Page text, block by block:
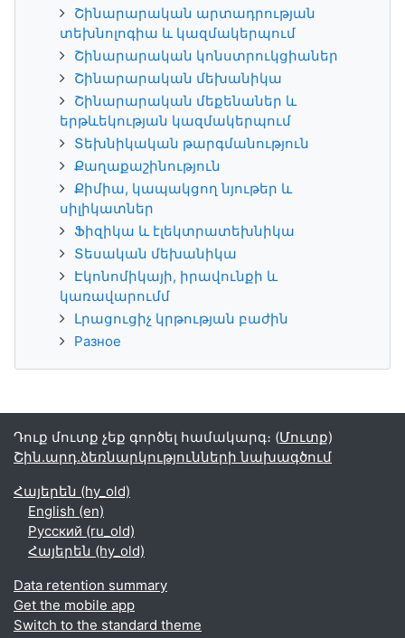
Շինարարական արտադրության
տեխնոլոգիա և կազմակերպում
Շինարարական կոնստրուկցիաներ
Շինարարական մեխանիկա
Շինարարական մեքենաներ և
երթևեկության կազմակերպում
Տեխնիկական թարգմանություն
Քաղաքաշինություն
Քիմիա, կապակցող նյութեր և
սիլիկատներ
Ֆիզիկա և էլեկտրատեխնիկա
Տեսական մեխանիկա
Էկոնոմիկայի, իրավունքի և
կառավարումմ
Լրացուցիչ կրթության բաժին
Разное
Դուք մուտք չեք գործել համակարգ։ (Մուտք)
Շին.արդ.ձեռնարկությունների նախագծում
Հայերեն ‎(hy_old)‎
English ‎(en)‎
Русский ‎(ru_old)‎
Հայերեն ‎(hy_old)‎
Data retention summary
Get the mobile app
Switch to the standard theme